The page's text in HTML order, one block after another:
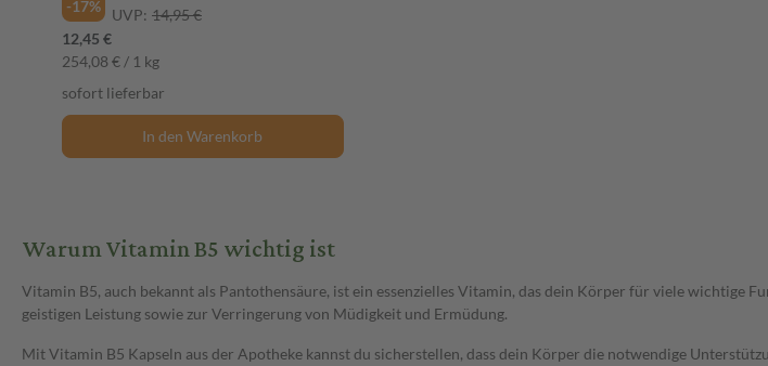
Warum Vitamin B5 wichtig ist
Vitamin B5, auch bekannt als Pantothensäure, ist ein essenzielles Vitamin, das dein Körper für viele wichtige
geistigen Leistung sowie zur Verringerung von Müdigkeit und Ermüdung.
Mit Vitamin B5 Kapseln aus der Apotheke kannst du sicherstellen, dass dein Körper die notwendige
-17%
UVP: 14,95 €
12,45 €
254,08 € / 1 kg
sofort lieferbar
In den Warenkorb